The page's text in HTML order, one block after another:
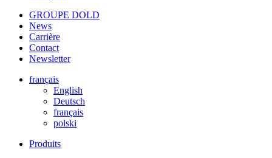
GROUPE DOLD
News
Carrière
Contact
Newsletter
français
English
Deutsch
français
polski
Produits